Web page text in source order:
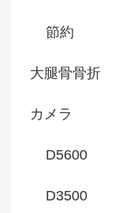
節約
大腿骨骨折
カメラ
D5600
D3500